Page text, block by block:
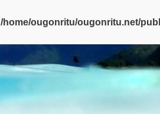
/home/ougonritu/ougonritu.net/